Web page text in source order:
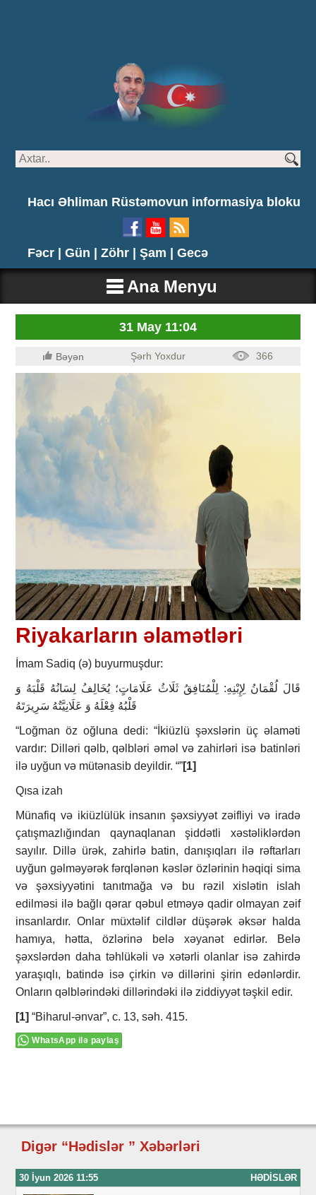
Hacı Əhliman Rüstəmovun informasiya bloku
Fəcr | Gün | Zöhr | Şam | Gecə
Ana Menyu
31 May 11:04
Bəyən Şərh Yoxdur 366
Riyakarların əlamətləri
İmam Sadiq (ə) buyurmuşdur:
قَالَ لُقْمَانُ لِإِبْنِهِ: لِلْمُنَافِقُ ثَلَاثُ عَلَامَاتٍ؛ يُخَالِفُ لِسَانُهُ قَلْبَهُ وَ
قَلْبُهُ فِعْلَهُ وَ عَلَانِيَّتُهُ سَرِيرَتَهُ
“Loğman öz oğluna dedi: “İkiüzlü şəxslərin üç əlaməti
vardır: Dilləri qəlb, qəlbləri əməl və zahirləri isə batinləri
ilə uyğun və mütənasib deyildir. “”[1]
Qısa izah
Münafiq və ikiüzlülük insanın şəxsiyyət zəifliyi və iradə
çatışmazlığından qaynaqlanan şiddətli xəstəliklərdən
sayılır. Dillə ürək, zahirlə batin, danışıqları ilə rəftarları
uyğun gəlməyərək fərqlənən kəslər özlərinin həqiqi sima
və şəxsiyyətini tanıtmağa və bu rəzil xislətin islah
edilməsi ilə bağlı qərar qəbul etməyə qadir olmayan zəif
insanlardır. Onlar müxtəlif cildlər düşərək əksər halda
hamıya, hətta, özlərinə belə xəyanət edirlər. Belə
şəxslərdən daha təhlükəli və xətərli olanlar isə zahirdə
yaraşıqlı, batində isə çirkin və dillərini şirin edənlərdir.
Onların qəlblərindəki dillərindəki ilə ziddiyyət təşkil edir.
[1] “Biharul-ənvar”, c. 13, səh. 415.
WhatsApp ilə paylaş
Digər “Hədislər ” Xəbərləri
30 İyun 2026 11:55 HƏDISLƏR